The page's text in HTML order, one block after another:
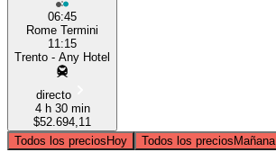
06:45
Rome Termini
11:15
Trento - Any Hotel
directo
4 h 30 min
$52.694,11
Todos los preciosHoy Todos los preciosMañana